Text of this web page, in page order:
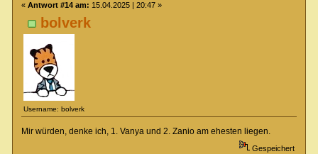
bolverk
Username: bolverk
« Antwort #14 am: 15.04.2025 | 20:47 »
Mir würden, denke ich, 1. Vanya und 2. Zanio am ehesten liegen.
Gespeichert